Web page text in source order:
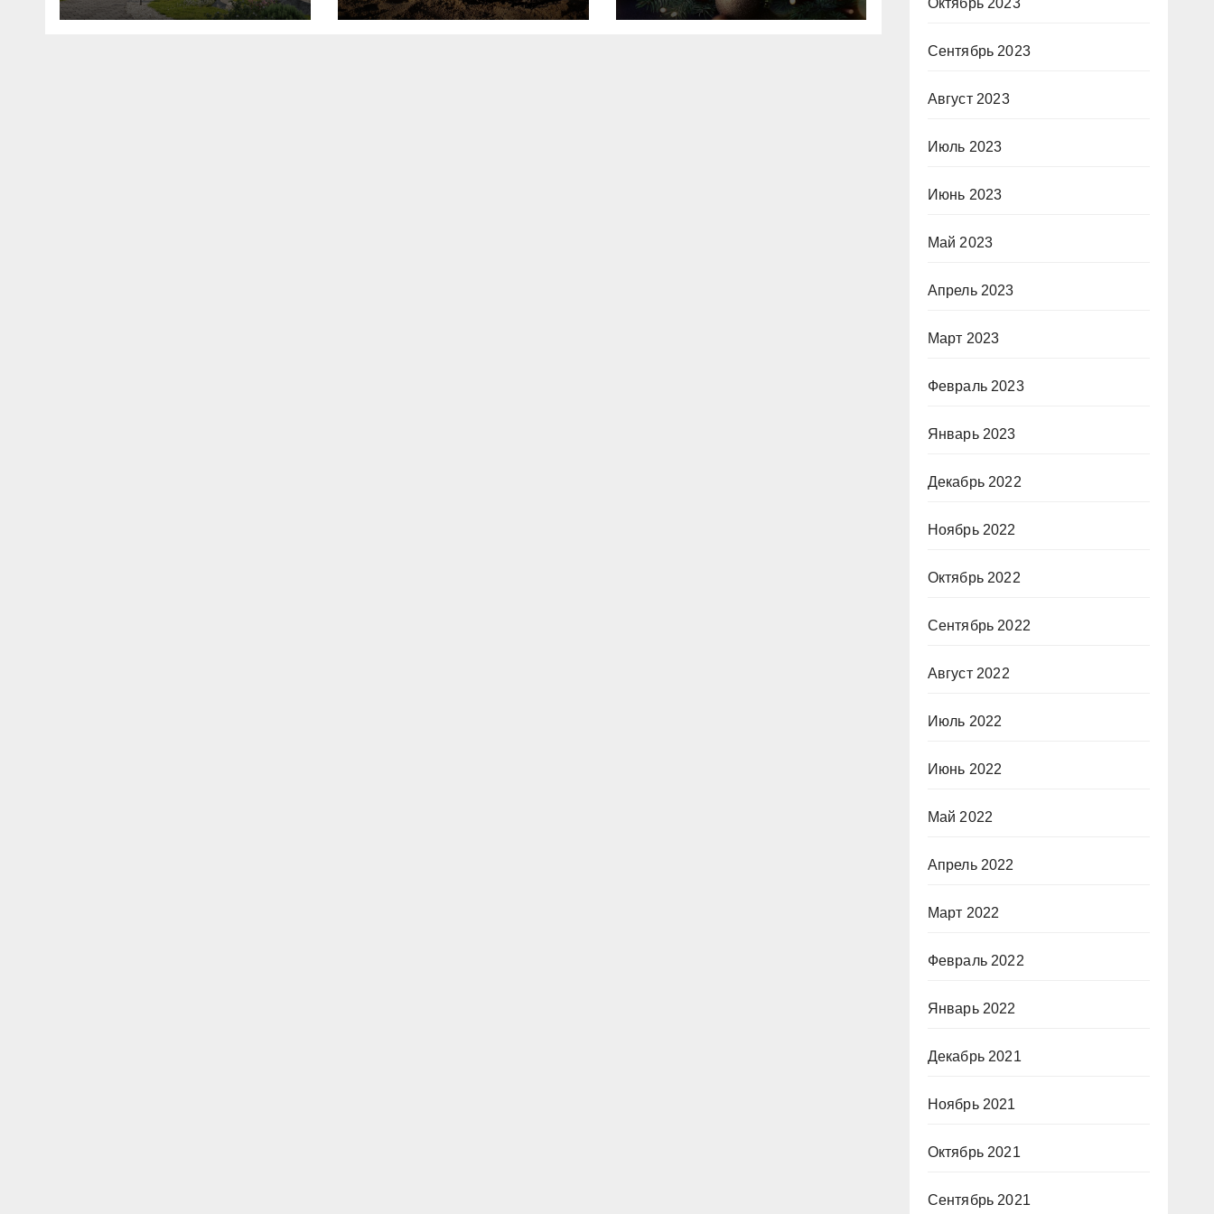
бюджета
праздника
Октябрь 2023
Сентябрь 2023
Август 2023
Июль 2023
Июнь 2023
Май 2023
Апрель 2023
Март 2023
Февраль 2023
Январь 2023
Декабрь 2022
Ноябрь 2022
Октябрь 2022
Сентябрь 2022
Август 2022
Июль 2022
Июнь 2022
Май 2022
Апрель 2022
Март 2022
Февраль 2022
Январь 2022
Декабрь 2021
Ноябрь 2021
Октябрь 2021
Сентябрь 2021